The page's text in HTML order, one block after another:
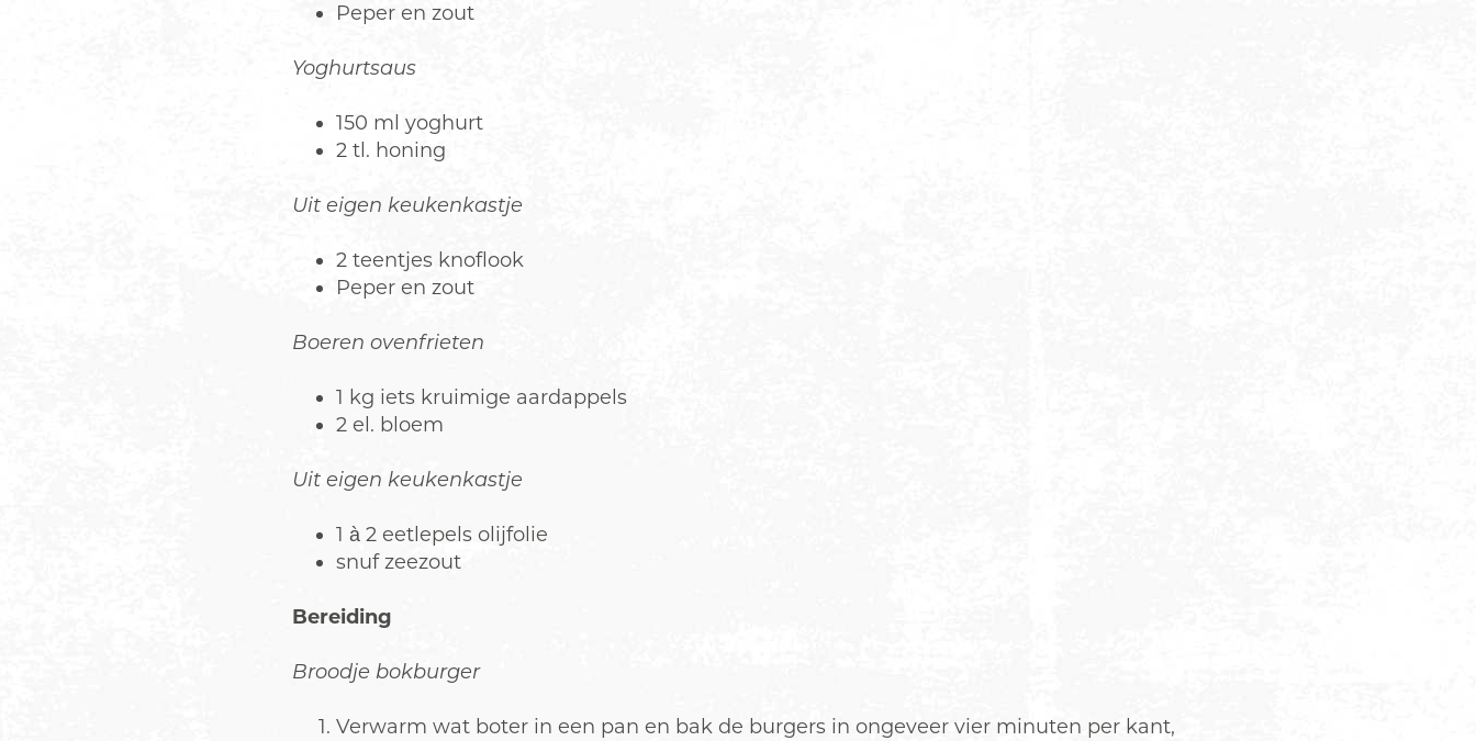
Peper en zout
Yoghurtsaus
150 ml yoghurt
2 tl. honing
Uit eigen keukenkastje
2 teentjes knoflook
Peper en zout
Boeren ovenfrieten
1 kg iets kruimige aardappels
2 el. bloem
Uit eigen keukenkastje
1 à 2 eetlepels olijfolie
snuf zeezout
Bereiding
Broodje bokburger
Verwarm wat boter in een pan en bak de burgers in ongeveer vier minuten per kant,